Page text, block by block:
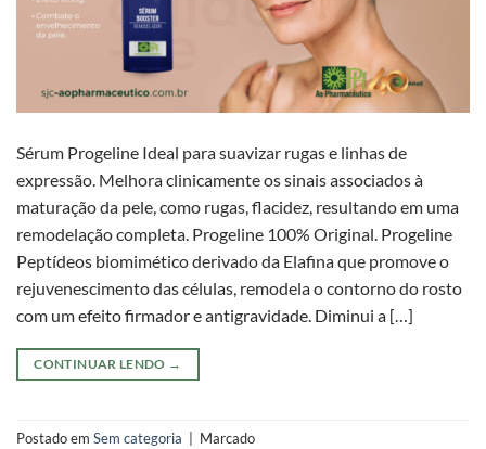
Sérum Progeline Ideal para suavizar rugas e linhas de
expressão. Melhora clinicamente os sinais associados à
maturação da pele, como rugas, flacidez, resultando em uma
remodelação completa. Progeline 100% Original. Progeline
Peptídeos biomimético derivado da Elafina que promove o
rejuvenescimento das células, remodela o contorno do rosto
com um efeito firmador e antigravidade. Diminui a […]
CONTINUAR LENDO →
Postado em Sem categoria
Marcado